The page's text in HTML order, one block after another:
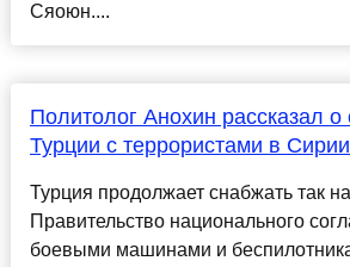
Сяоюн....
Политолог Анохин рассказал о
Турции с террористами в
Турция продолжает снабжать так
Правительство национального
боевыми машинами и